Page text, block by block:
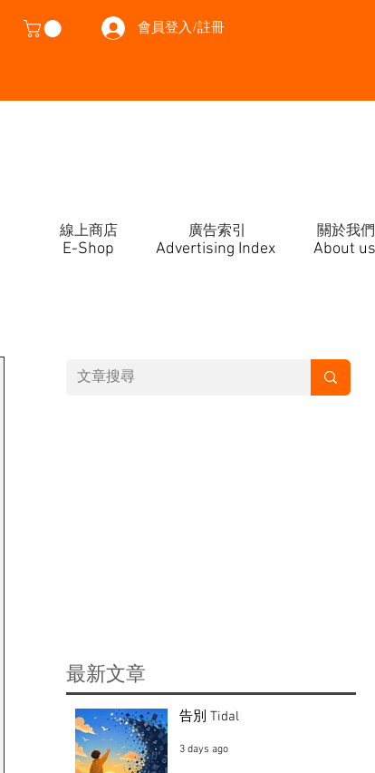
會員登入/註冊
線上商店 廣告索引 關於我們
E-Shop About us
Advertising Index
​最新文章
告別 Tidal
3 days ago